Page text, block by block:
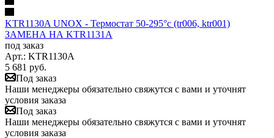
KTR1130A UNOX - Термостат 50-295°c (tr006, ktr001)
ЗАМЕНА НА KTR1131A
под заказ
Арт.: KTR1130A
5 681 руб.
Под заказ
Наши менеджеры обязательно свяжутся с вами и уточнят
условия заказа
Под заказ
Наши менеджеры обязательно свяжутся с вами и уточнят
условия заказа